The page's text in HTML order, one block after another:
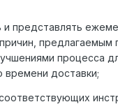
и представлять
предлагаемым
процесса
времени доставки;